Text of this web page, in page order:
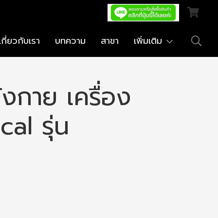
กี่ยวกับเรา บทความ สาขา เพิ่มเติม
กาย เครื่อง
รุ่น